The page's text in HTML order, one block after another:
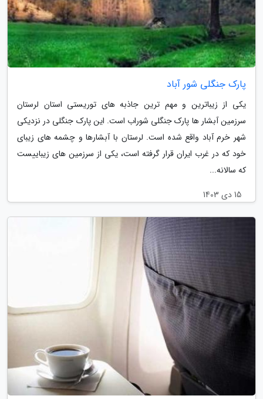
پارک جنگلی شور آباد
یکی از زیباترین و مهم ترین جاذبه های توریستی استان لرستان
سرزمین آبشار ها پارک جنگلی شوراب است. این پارک جنگلی در نزدیکی
شهر خرم آباد واقع شده است. لرستان با آبشارها و چشمه های زیبای
خود که در غرب ایران قرار گرفته است، یکی از سرزمین های زیباییست
که سالانه...
15 دی 1403